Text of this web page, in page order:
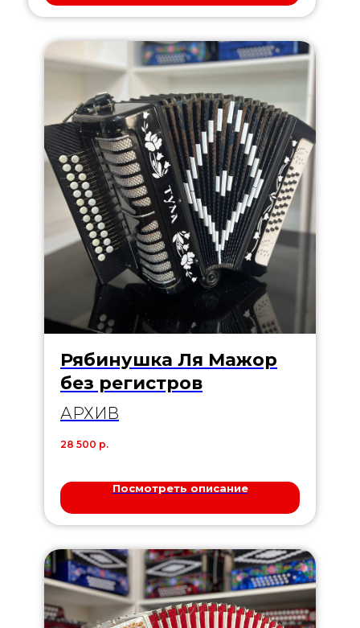
Рябинушка Ля Мажор
без регистров
АРХИВ
28 500 р.
Посмотреть описание